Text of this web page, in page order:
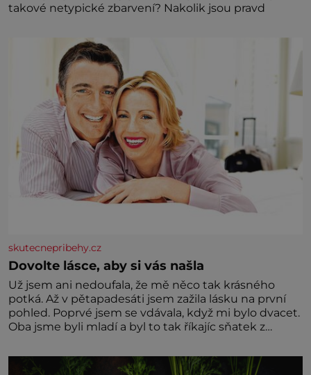
takové netypické zbarvení? Nakolik jsou pravd
skutecnepribehy.cz
Dovolte lásce, aby si vás našla
Už jsem ani nedoufala, že mě něco tak krásného
potká. Až v pětapadesáti jsem zažila lásku na první
pohled. Poprvé jsem se vdávala, když mi bylo dvacet.
Oba jsme byli mladí a byl to tak říkajíc sňatek z
zaopatřený mladý muž. Manželství nám oběma moc
nesvědčilo, brzy jsme zjistili, že